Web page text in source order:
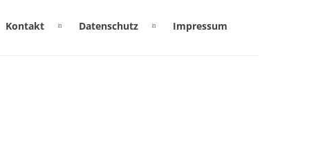
Kontakt Datenschutz Impressum